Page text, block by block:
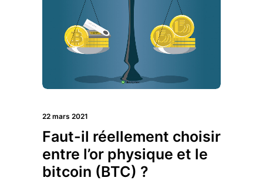
22 mars 2021
Faut-il réellement choisir
entre l’or physique et le
bitcoin (BTC) ?